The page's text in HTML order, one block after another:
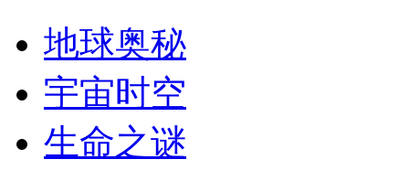
地球奥秘
宇宙时空
生命之谜